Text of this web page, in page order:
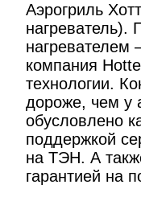
Аэрогриль
нагревателем
компания
технологии.
дороже, чем у
обусловлено
поддержкой
на ТЭН. А
гарантией на